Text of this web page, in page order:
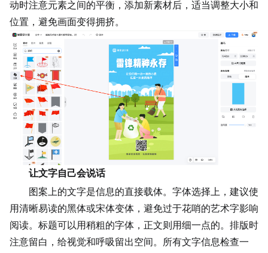
动时注意元素之间的平衡，添加新素材后，适当调整大小和
位置，避免画面变得拥挤。
让文字自己会说话
图案上的文字是信息的直接载体。字体选择上，建议使
用清晰易读的黑体或宋体变体，避免过于花哨的艺术字影响
阅读。标题可以用稍粗的字体，正文则用细一点的。排版时
注意留白，给视觉和呼吸留出空间。所有文字信息检查一